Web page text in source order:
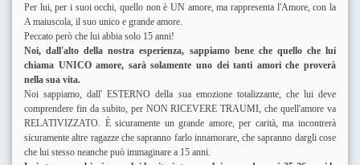
Per lui, per i suoi occhi, quello non è UN amore, ma rappresenta l'Amore, con la
A maiuscola, il suo unico e grande amore.
Peccato però che lui abbia solo 15 anni!
Noi, dall'alto della nostra esperienza, sappiamo bene che quello che lui
chiama UNICO amore, sarà solamente uno dei tanti amori che proverà
nella sua vita.
Noi sappiamo, dall' ESTERNO della sua emozione totalizzante, che lui deve
comprendere fin da subito, per NON RICEVERE TRAUMI, che quell'amore va
RELATIVIZZATO. È sicuramente un grande amore, per carità, ma incontrerà
sicuramente altre ragazze che sapranno farlo innamorare, che sapranno dargli cose
che lui stesso neanche può immaginare a 15 anni.